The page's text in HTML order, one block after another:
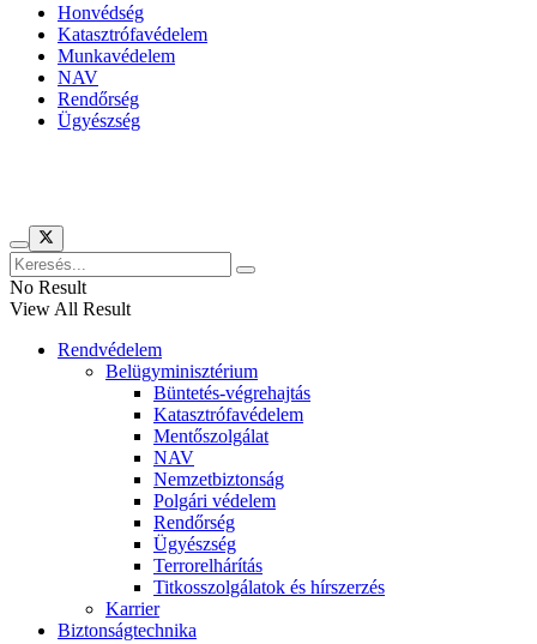
Honvédség
Katasztrófavédelem
Munkavédelem
NAV
Rendőrség
Ügyészség
No Result
View All Result
Rendvédelem
Belügyminisztérium
Büntetés-végrehajtás
Katasztrófavédelem
Mentőszolgálat
NAV
Nemzetbiztonság
Polgári védelem
Rendőrség
Ügyészség
Terrorelhárítás
Titkosszolgálatok és hírszerzés
Karrier
Biztonságtechnika